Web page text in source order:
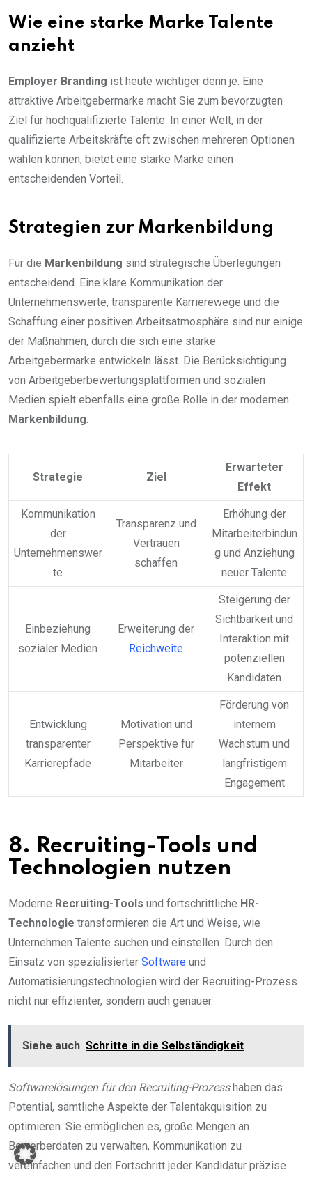
Wie eine starke Marke Talente
anzieht
Employer Branding ist heute wichtiger denn je. Eine
attraktive Arbeitgebermarke macht Sie zum bevorzugten
Ziel für hochqualifizierte Talente. In einer Welt, in der
qualifizierte Arbeitskräfte oft zwischen mehreren Optionen
wählen können, bietet eine starke Marke einen
entscheidenden Vorteil.
Strategien zur Markenbildung
Für die Markenbildung sind strategische Überlegungen
entscheidend. Eine klare Kommunikation der
Unternehmenswerte, transparente Karrierewege und die
Schaffung einer positiven Arbeitsatmosphäre sind nur einige
der Maßnahmen, durch die sich eine starke
Arbeitgebermarke entwickeln lässt. Die Berücksichtigung
von Arbeitgeberbewertungsplattformen und sozialen
Medien spielt ebenfalls eine große Rolle in der modernen
Markenbildung.
Strategie Ziel
Erwarteter
Effekt
Kommunikation
der
Unternehmenswer
te
Transparenz und
Vertrauen
schaffen
Erhöhung der
Mitarbeiterbindun
g und Anziehung
neuer Talente
Einbeziehung
sozialer Medien
Erweiterung der
Reichweite
Steigerung der
Sichtbarkeit und
Interaktion mit
potenziellen
Kandidaten
Entwicklung
transparenter
Karrierepfade
Motivation und
Perspektive für
Mitarbeiter
Förderung von
internem
Wachstum und
langfristigem
Engagement
8. Recruiting-Tools und
Technologien nutzen
Moderne Recruiting-Tools und fortschrittliche HR-
Technologie transformieren die Art und Weise, wie
Unternehmen Talente suchen und einstellen. Durch den
Einsatz von spezialisierter Software und
Automatisierungstechnologien wird der Recruiting-Prozess
nicht nur effizienter, sondern auch genauer.
Siehe auch Schritte in die Selbständigkeit
Softwarelösungen für den Recruiting-Prozesshaben das
Potential, sämtliche Aspekte der Talentakquisition zu
optimieren. Sie ermöglichen es, große Mengen an
Bewerberdaten zu verwalten, Kommunikation zu
vereinfachen und den Fortschritt jeder Kandidatur präzise